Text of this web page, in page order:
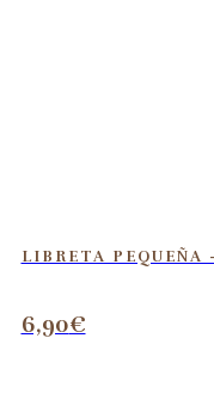
LIBRETA PEQUEÑA
6,90€